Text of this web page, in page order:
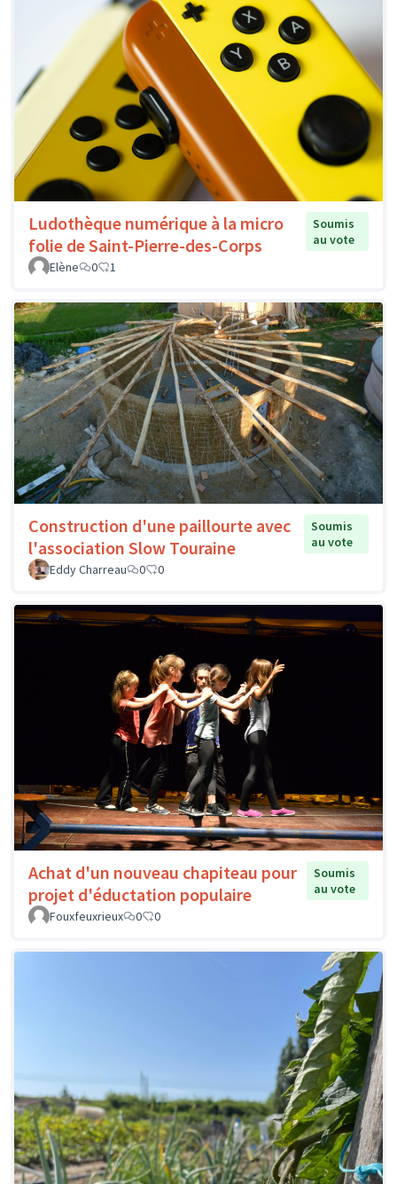
Ludothèque numérique à la micro
folie de Saint-Pierre-des-Corps
Soumis
au vote
Elène
0 1
Construction d'une paillourte avec
l'association Slow Touraine
Soumis
au vote
Eddy Charreau
0 0
Achat d'un nouveau chapiteau pour
projet d'éductation populaire
Soumis
au vote
Fouxfeuxrieux
0 0